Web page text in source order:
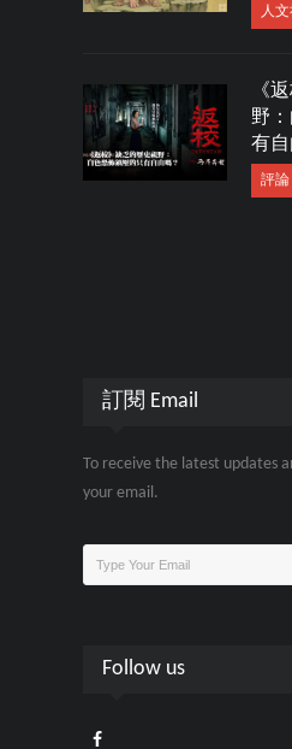
人
《
野
有自
評論
訂閱 Email
To receive the latest updates
your email.
Follow us